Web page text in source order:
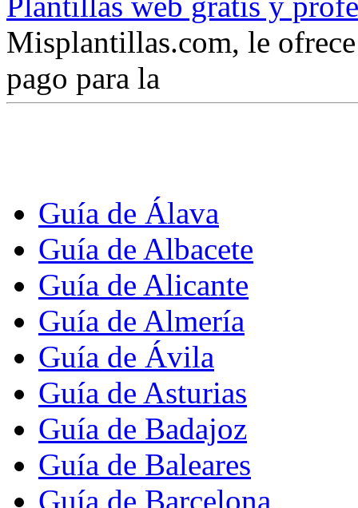
Misplantillas.com, le
pago para la
Guía de Álava
Guía de Albacete
Guía de Alicante
Guía de Almería
Guía de Ávila
Guía de Asturias
Guía de Badajoz
Guía de Baleares
Guía de Barcelona